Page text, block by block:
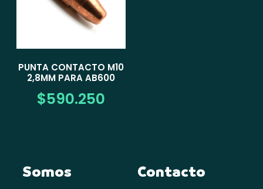
PUNTA CONTACTO M10
2,8MM PARA AB600
$590.250
Somos Contacto